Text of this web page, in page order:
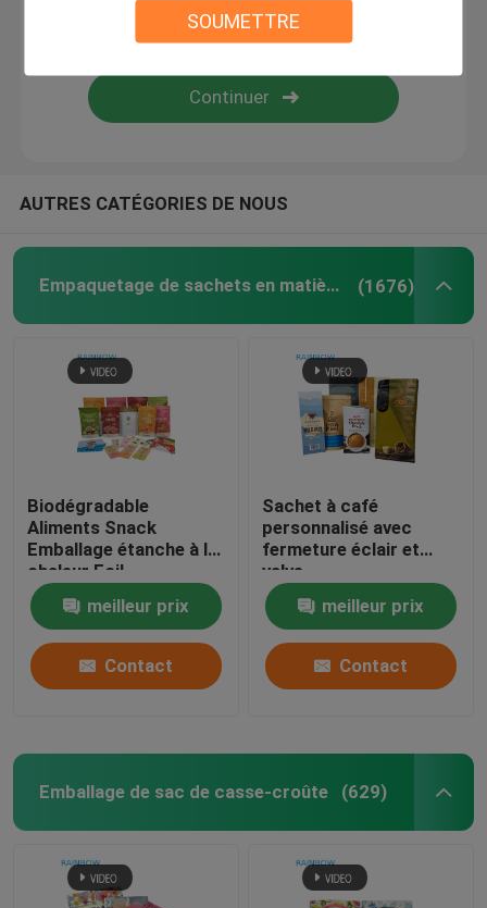
SOUMETTRE
Labels de douille de rétrécissement
Sacs de joint de poignée
Poche d'aliment pour animaux familiers
Sacs inférieurs de gousset
Sacs de joint hermétique de nourriture
sacs en papier adaptés aux besoins du client
Emballage de carte vésiculeuse
Bouteilles de pilule en plastique
AUTRES CATÉGORIES DE NOUS
Empaquetage de sachets en matière plastique (1676)
Biodégradable
Aliments Snack
Emballage étanche à la
chaleur Foil
d'aluminium sac
fermeture à glissière
Pour les noix Thé Café
Nourriture pour
animaux de compagnie
meilleur prix
Contact
Sachet à café
personnalisé avec
fermeture éclair et
valve
meilleur prix
Contact
Emballage de sac de casse-croûte (629)